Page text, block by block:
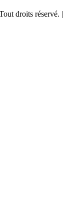
droits réservé. |